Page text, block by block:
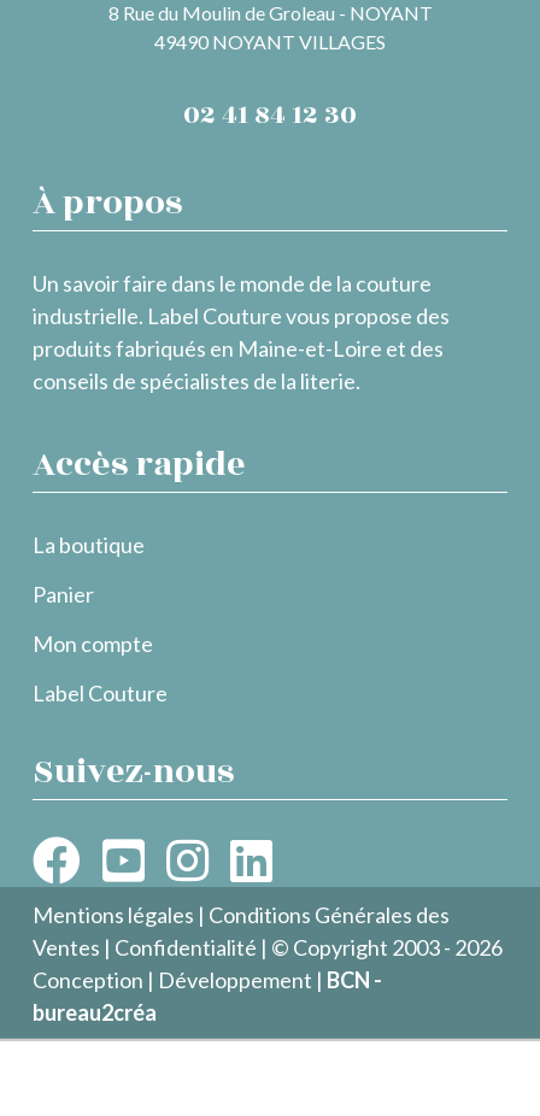
8 Rue du Moulin de Groleau - NOYANT
49490 NOYANT VILLAGES
02 41 84 12 30
À propos
Un savoir faire dans le monde de la couture
industrielle. Label Couture vous propose des
produits fabriqués en Maine-et-Loire et des
conseils de spécialistes de la literie.
Accès rapide
La boutique
Panier
Mon compte
Label Couture
Suivez-nous
Mentions légales | Conditions Générales des
Ventes | Confidentialité | © Copyright 2003 - 2026
Conception | Développement | BCN -
bureau2créa